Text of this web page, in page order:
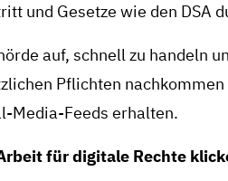
und Gesetze wie den DSA
auf, schnell zu handeln
Pflichten
Media-Feeds erhalten.
für digitale Rechte